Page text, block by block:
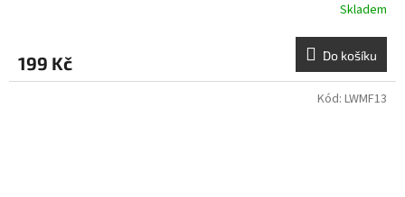
Skladem
199 Kč Do košíku
Kód: LWMF13